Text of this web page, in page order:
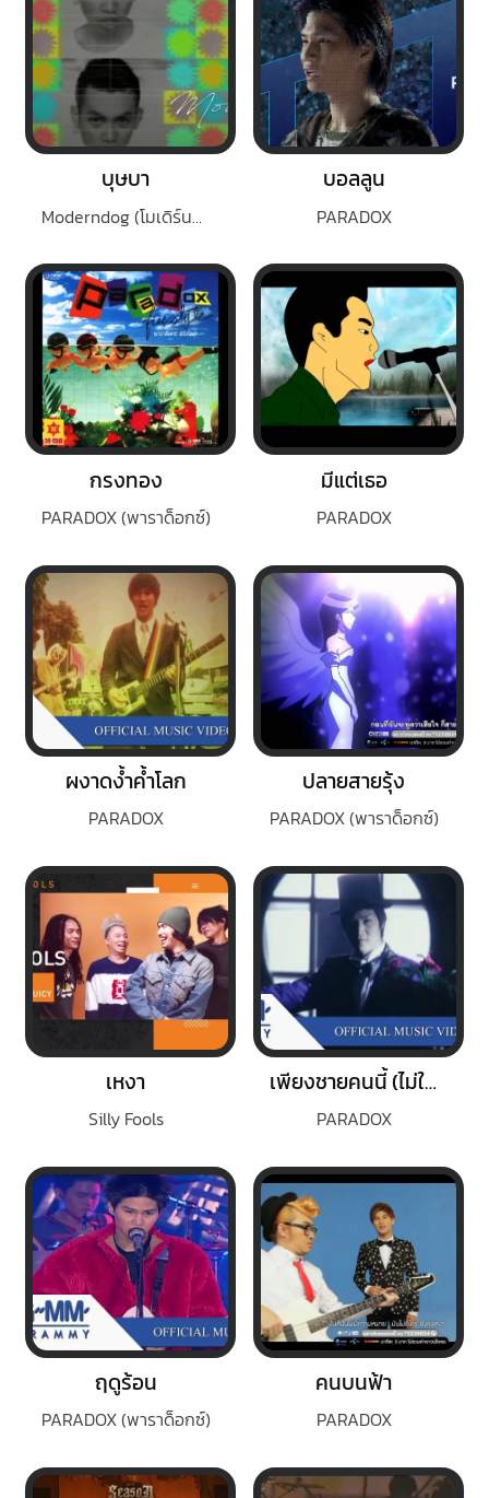
บุษบา
Moderndog (โมเดิร์นด็อก)
บอลลูน
PARADOX
กรงทอง
PARADOX (พาราด็อกซ์)
มีแต่เธอ
PARADOX
ผงาดง้ำค้ำโลก
PARADOX
ปลายสายรุ้ง
PARADOX (พาราด็อกซ์)
เหงา
Silly Fools
เพียงชายคนนี้ (ไม่ใช่ผู้วิเศษ)
PARADOX
ฤดูร้อน
PARADOX (พาราด็อกซ์)
คนบนฟ้า
PARADOX